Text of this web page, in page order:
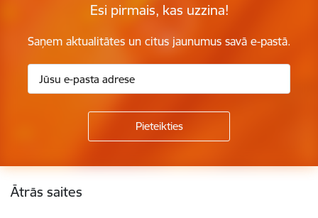
Esi pirmais, kas uzzina!
Saņem aktualitātes un citus jaunumus savā e-pastā.
Kājene
Ātrās saites